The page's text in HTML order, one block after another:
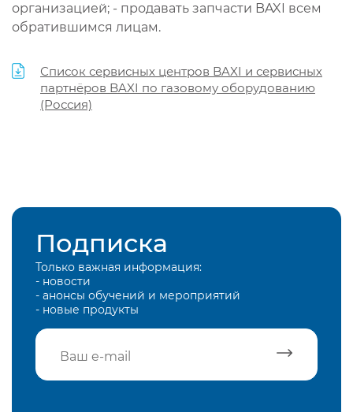
организацией; - продавать запчасти BAXI всем
обратившимся лицам.
Список сервисных центров BAXI и сервисных
партнёров BAXI по газовому оборудованию
(Россия)
Подписка
Только важная информация:
- новости
- анонсы обучений и мероприятий
- новые продукты